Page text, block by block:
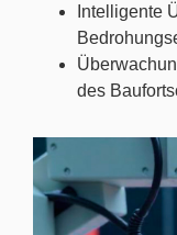
Intelligente
des